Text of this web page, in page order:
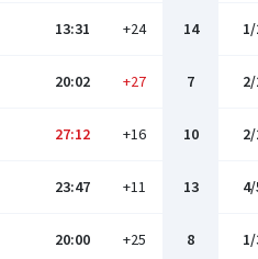
13:31 +24 14
20:02 +27 7
27:12 +16 10
23:47 +11 13
20:00 +25 8